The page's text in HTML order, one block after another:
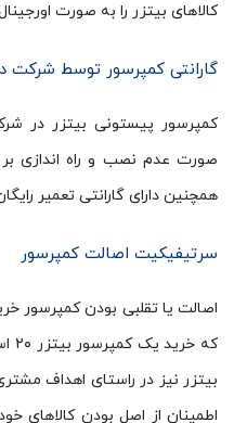
کالاهای بیتزر را به صورت
گارانتی کمپرسور توسط شرکت
کمپرسور پیستونی بیتزر در
همچنین دارای گارانتی تعمیر
سرتیفیکیت اصالت کمپرسور
اصالت یا تقلبی بودن کمپرسور
بیتزر نیز در راستای اهداف
اطمینان از اصل بودن کالاهای